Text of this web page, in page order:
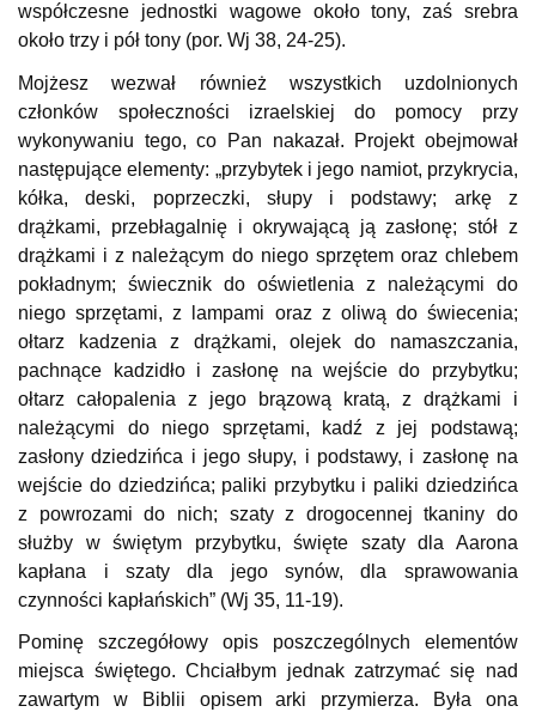
współczesne jednostki wagowe około tony, zaś srebra
około trzy i pół tony (por. Wj 38, 24-25).
Mojżesz wezwał również wszystkich uzdolnionych
członków społeczności izraelskiej do pomocy przy
wykonywaniu tego, co Pan nakazał. Projekt obejmował
następujące elementy: „przybytek i jego namiot, przykrycia,
kółka, deski, poprzeczki, słupy i podstawy; arkę z
drążkami, przebłagalnię i okrywającą ją zasłonę; stół z
drążkami i z należącym do niego sprzętem oraz chlebem
pokładnym; świecznik do oświetlenia z należącymi do
niego sprzętami, z lampami oraz z oliwą do świecenia;
ołtarz kadzenia z drążkami, olejek do namaszczania,
pachnące kadzidło i zasłonę na wejście do przybytku;
ołtarz całopalenia z jego brązową kratą, z drążkami i
należącymi do niego sprzętami, kadź z jej podstawą;
zasłony dziedzińca i jego słupy, i podstawy, i zasłonę na
wejście do dziedzińca; paliki przybytku i paliki dziedzińca
z powrozami do nich; szaty z drogocennej tkaniny do
służby w świętym przybytku, święte szaty dla Aarona
kapłana i szaty dla jego synów, dla sprawowania
czynności kapłańskich” (Wj 35, 11-19).
Pominę szczegółowy opis poszczególnych elementów
miejsca świętego. Chciałbym jednak zatrzymać się nad
zawartym w Biblii opisem arki przymierza. Była ona